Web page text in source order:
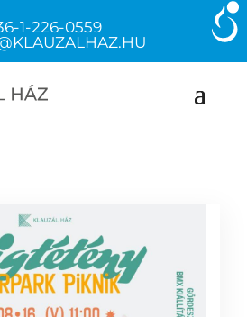
1-226-0559